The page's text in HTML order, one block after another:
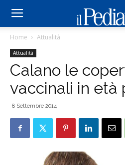
Home Attualità
Attualità
Calano le
vaccinali in età
8 Settembre 2014